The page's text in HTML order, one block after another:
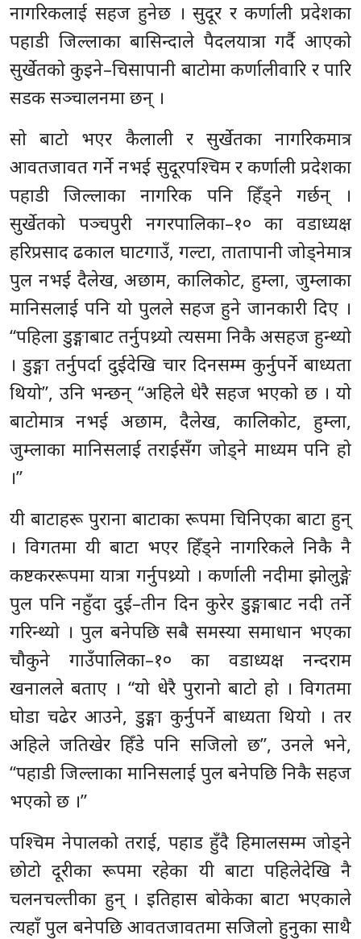
नागरिकलाई सहज हुनेछ । सुदूर र कर्णाली प्रदेशका
पहाडी जिल्लाका बासिन्दाले पैदलयात्रा गर्दै आएको
सुर्खेतको कुइने–चिसापानी बाटोमा कर्णालीवारि र पारि
सडक सञ्चालनमा छन् ।
सो बाटो भएर कैलाली र सुर्खेतका नागरिकमात्र
आवतजावत गर्ने नभई सुदूरपश्चिम र कर्णाली प्रदेशका
पहाडी जिल्लाका नागरिक पनि हिँड्ने गर्छन् ।
सुर्खेतको पञ्चपुरी नगरपालिका–१० का वडाध्यक्ष
हरिप्रसाद ढकाल घाटगाउँ, गल्टा, तातापानी जोड्नेमात्र
पुल नभई दैलेख, अछाम, कालिकोट, हुम्ला, जुम्लाका
मानिसलाई पनि यो पुलले सहज हुने जानकारी दिए ।
“पहिला डुङ्गाबाट तर्नुपथ्र्यो त्यसमा निकै असहज हुन्थ्यो
। डुङ्गा तर्नुपर्दा दुईदेखि चार दिनसम्म कुर्नुपर्ने बाध्यता
थियो”, उनि भन्छन् “अहिले धेरै सहज भएको छ । यो
बाटोमात्र नभई अछाम, दैलेख, कालिकोट, हुम्ला,
जुम्लाका मानिसलाई तराईसँग जोड्ने माध्यम पनि हो
।”
यी बाटाहरू पुराना बाटाका रूपमा चिनिएका बाटा हुन्
। विगतमा यी बाटा भएर हिँड्ने नागरिकले निकै नै
कष्टकररूपमा यात्रा गर्नुपथ्र्यो । कर्णाली नदीमा झोलुङ्गे
पुल पनि नहुँदा दुई–तीन दिन कुरेर डुङ्गाबाट नदी तर्ने
गरिन्थ्यो । पुल बनेपछि सबै समस्या समाधान भएका
चौकुने गाउँपालिका–१० का वडाध्यक्ष नन्दराम
खनालले बताए । “यो धेरै पुरानो बाटो हो । विगतमा
घोडा चढेर आउने, डुङ्गा कुर्नुपर्ने बाध्यता थियो । तर
अहिले जतिखेर हिँडे पनि सजिलो छ”, उनले भने,
‘‘पहाडी जिल्लाका मानिसलाई पुल बनेपछि निकै सहज
भएको छ ।”
पश्चिम नेपालको तराई, पहाड हुँदै हिमालसम्म जोड्ने
छोटो दूरीका रूपमा रहेका यी बाटा पहिलेदेखि नै
चलनचल्तीका हुन् । इतिहास बोकेका बाटा भएकाले
त्यहाँ पुल बनेपछि आवतजावतमा सजिलो हुनुका साथै